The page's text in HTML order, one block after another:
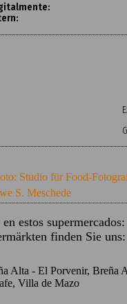
Studio für Food-
S. Meschede
estos supermercados:
finden Sie uns:
Alta - El Porvenir, Breña
Villa de Mazo